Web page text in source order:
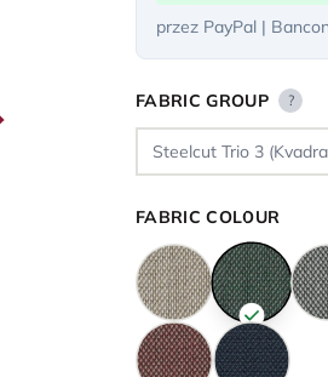
przez PayPal |
FABRIC GROUP ?
FABRIC COLOUR